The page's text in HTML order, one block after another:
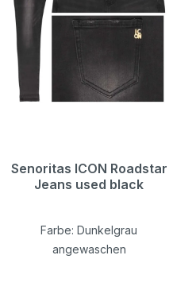
Senoritas ICON Roadstar
Jeans used black
Farbe: Dunkelgrau
angewaschen